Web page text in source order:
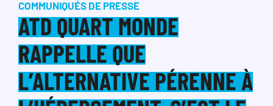
COMMUNIQUÉS DE PRESSE
ATD QUART MONDE
RAPPELLE QUE
L’ALTERNATIVE PÉRENNE À